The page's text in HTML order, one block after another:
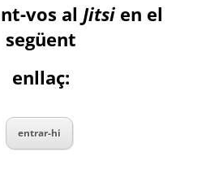
vos al Jitsien el
següent
enllaç:
entrar-hi